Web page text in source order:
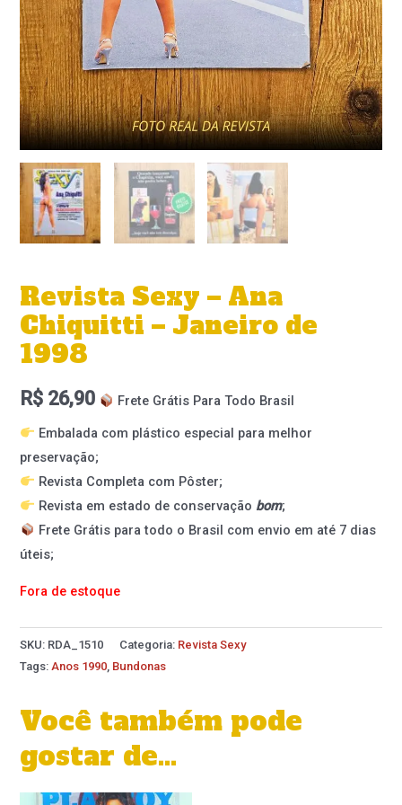
Revista Sexy – Ana
Chiquitti – Janeiro de
1998
R$ 26,90
Frete Grátis Para Todo Brasil
Embalada com plástico especial para melhor
preservação;
Revista Completa com Pôster;
Revista em estado de conservação bom;
Frete Grátis para todo o Brasil com envio em até 7 dias
úteis;
Fora de estoque
SKU: RDA_1510 Categoria: Revista Sexy
Tags: Anos 1990 Bundonas
Você também pode
gostar de…